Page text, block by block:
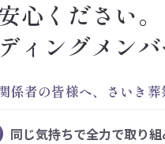
心ください
ィングメンバ
係者の皆様へ、さいき葬
同じ気持ちで全力で取り